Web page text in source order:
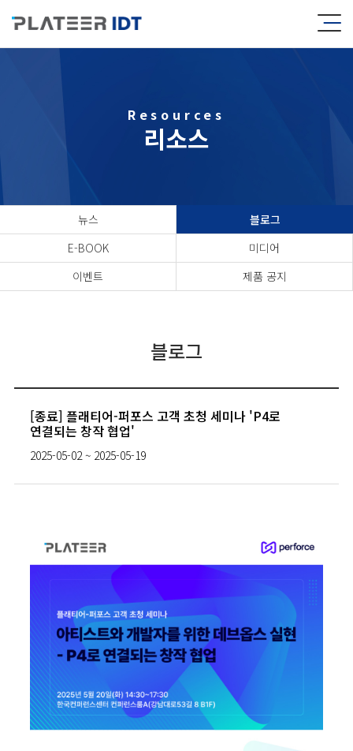
Resources
리소스
뉴스
블로그
E-BOOK
미디어
이벤트
제품 공지
블로그
[종료] 플래티어-퍼포스 고객 초청 세미나 'P4로
연결되는 창작 협업'
2025-05-02 ~ 2025-05-19